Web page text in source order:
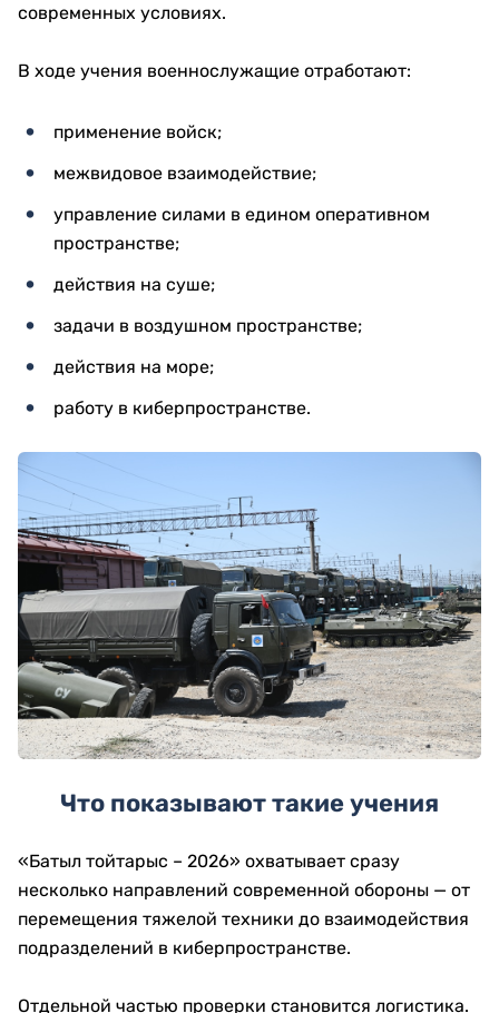
современных условиях.
В ходе учения военнослужащие отработают:
применение войск;
межвидовое взаимодействие;
управление силами в едином оперативном
пространстве;
действия на суше;
задачи в воздушном пространстве;
действия на море;
работу в киберпространстве.
Что показывают такие учения
«Батыл тойтарыс – 2026» охватывает сразу
несколько направлений современной обороны — от
перемещения тяжелой техники до взаимодействия
подразделений в киберпространстве.
Отдельной частью проверки становится логистика.